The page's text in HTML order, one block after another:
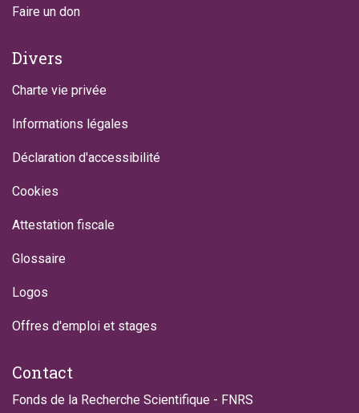
Faire un don
Divers
Charte vie privée
Informations légales
Déclaration d'accessibilité
Cookies
Attestation fiscale
Glossaire
Logos
Offres d'emploi et stages
Contact
Fonds de la Recherche Scientifique - FNRS